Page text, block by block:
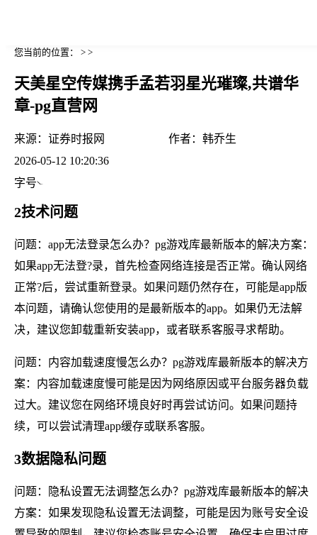
您当前的位置： > >
天美星空传媒携手孟若羽星光璀璨,共谱华
章-pg直营网
来源： 证券时报网 作者： 韩乔生
2026-05-12 10:20:36
字号
2技术问题
问题：app无法登录怎么办？pg游戏库最新版本的解决方案：
如果app无法登?录，首先检查网络连接是否正常。确认网络
正常?后，尝试重新登录。如果问题仍然存在，可能是app版
本问题，请确认您使用的是最新版本的app。如果仍无法解
决，建议您卸载重新安装app，或者联系客服寻求帮助。
问题：内容加载速度慢怎么办？pg游戏库最新版本的解决方
案：内容加载速度慢可能是因为网络原因或平台服务器负载
过大。建议您在网络环境良好时再尝试访问。如果问题持
续，可以尝试清理app缓存或联系客服。
3数据隐私问题
问题：隐私设置无法调整怎么办？pg游戏库最新版本的解决
方案：如果发现隐私设置无法调整，可能是因为账号安全设